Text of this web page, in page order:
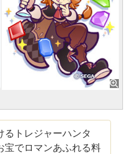
るトレジャーハンタ
宝でロマンあふれる料